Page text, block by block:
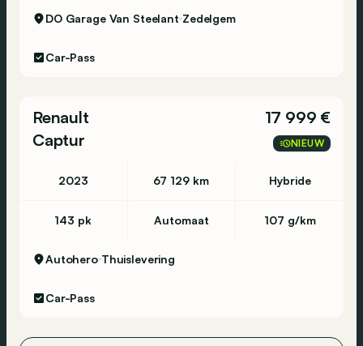
DO Garage Van Steelant Zedelgem
Car-Pass
Renault
Captur
17 999 €
NIEUW
2023 67 129 km Hybride
143 pk Automaat 107 g/km
Autohero Thuislevering
Car-Pass